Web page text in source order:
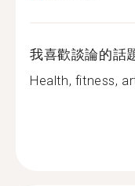
我喜歡談論的話
Health, fitness,